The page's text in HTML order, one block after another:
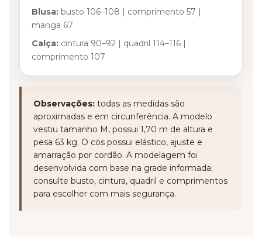
Blusa: busto 106–108 | comprimento 57 |
manga 67
Calça: cintura 90–92 | quadril 114–116 |
comprimento 107
Observações: todas as medidas são
aproximadas e em circunferência. A modelo
vestiu tamanho M, possui 1,70 m de altura e
pesa 63 kg. O cós possui elástico, ajuste e
amarração por cordão. A modelagem foi
desenvolvida com base na grade informada;
consulte busto, cintura, quadril e comprimentos
para escolher com mais segurança.